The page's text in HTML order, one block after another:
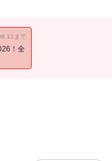
や栄養を届けるという大
呼ばれる脳内の神経伝達
を思い浮かべるひとが
不足しているために血
、その結果血流をよく
まで
！全